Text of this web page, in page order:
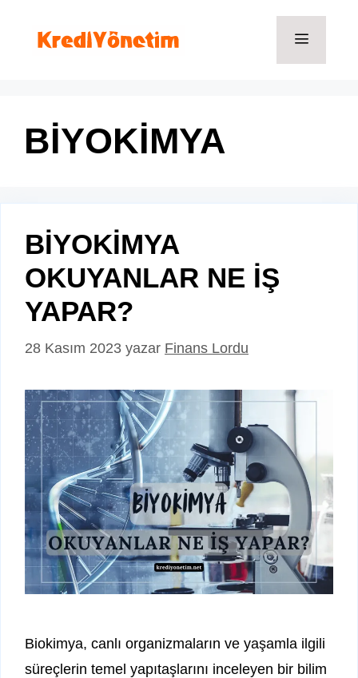
BİYOKİMYA
BİYOKİMYA
OKUYANLAR NE İŞ
YAPAR?
28 Kasım 2023 yazar Finans Lordu
Biokimya, canlı organizmaların ve yaşamla ilgili
süreçlerin temel yapıtaşlarını inceleyen bir bilim